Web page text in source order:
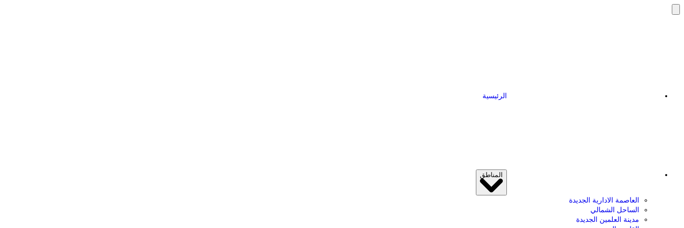
تخطى
الرئيسية
المناطق
العاصمة الادارية الجديدة
الساحل الشمالي
مدينة العلمين الجديدة